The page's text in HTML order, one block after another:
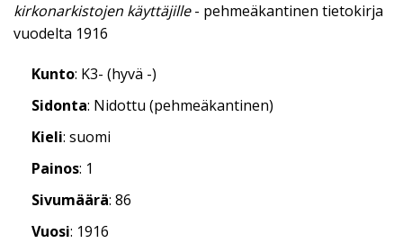
kirkonarkistojen käyttäjille- pehmeäkantinen tietokirja
vuodelta 1916
Kunto: K3- (hyvä -)
Sidonta: Nidottu (pehmeäkantinen)
Kieli: suomi
Painos: 1
Sivumäärä: 86
Vuosi: 1916